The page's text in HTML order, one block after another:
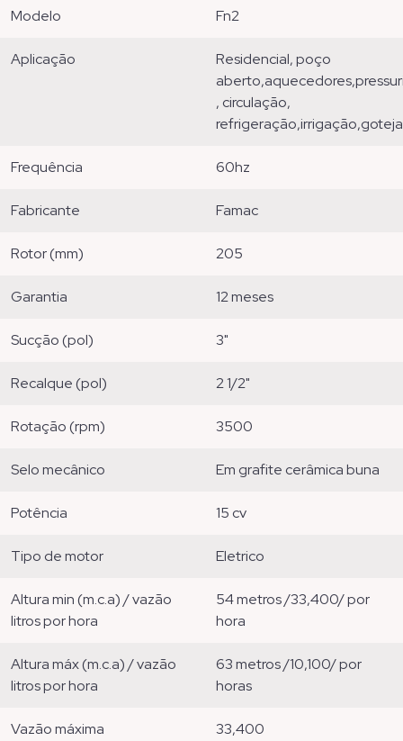
modelo fn2
aplicação
residencial, poço
, circulação,
frequência 60hz
fabricante famac
rotor (mm) 205
garantia 12 meses
sucção (pol) 3"
recalque (pol) 2 1/2"
rotação (rpm) 3500
selo mecânico em grafite cerâmica buna
potência 15 cv
tipo de motor eletrico
altura min (m.c.a) / vazão
litros por hora
54 metros /33,400/ por
hora
altura máx (m.c.a) / vazão
litros por hora
63 metros /10,100/ por
horas
vazão máxima 33,400